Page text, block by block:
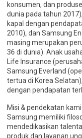
konsumen, dan
dunia pada tahun
kapal dengan
2010), dan Samsung
masing merupakan
36 di dunia). Anak
Life Insurance
Samsung Everland
tertua di Korea
dengan pendapatan
Misi & pendekatan kami
Samsung memiliki
mendedikasikan
produk dan layanan